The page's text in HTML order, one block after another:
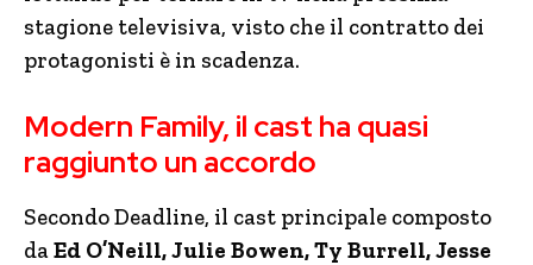
stagione televisiva, visto che il contratto dei
protagonisti è in scadenza.
Modern Family, il cast ha quasi
raggiunto un accordo
Secondo Deadline, il cast principale composto
daEd O’Neill, Julie Bowen, Ty Burrell, Jesse